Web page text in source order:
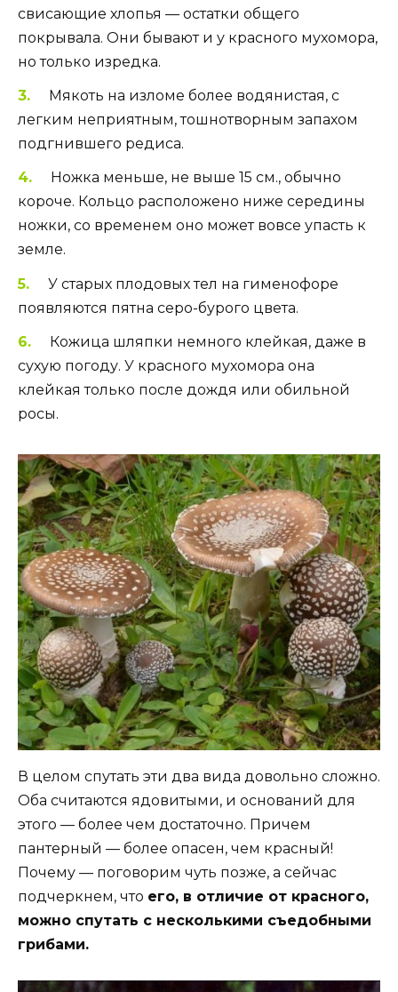
свисающие хлопья — остатки общего
покрывала. Они бывают и у красного мухомора,
но только изредка.
Мякоть на изломе более водянистая, с
легким неприятным, тошнотворным запахом
подгнившего редиса.
Ножка меньше, не выше 15 см., обычно
короче. Кольцо расположено ниже середины
ножки, со временем оно может вовсе упасть к
земле.
У старых плодовых тел на гименофоре
появляются пятна серо-бурого цвета.
Кожица шляпки немного клейкая, даже в
сухую погоду. У красного мухомора она
клейкая только после дождя или обильной
росы.
В целом спутать эти два вида довольно сложно.
Оба считаются ядовитыми, и оснований для
этого — более чем достаточно. Причем
пантерный — более опасен, чем красный!
Почему — поговорим чуть позже, а сейчас
подчеркнем, что его, в отличие от красного,
можно спутать с несколькими съедобными
грибами.